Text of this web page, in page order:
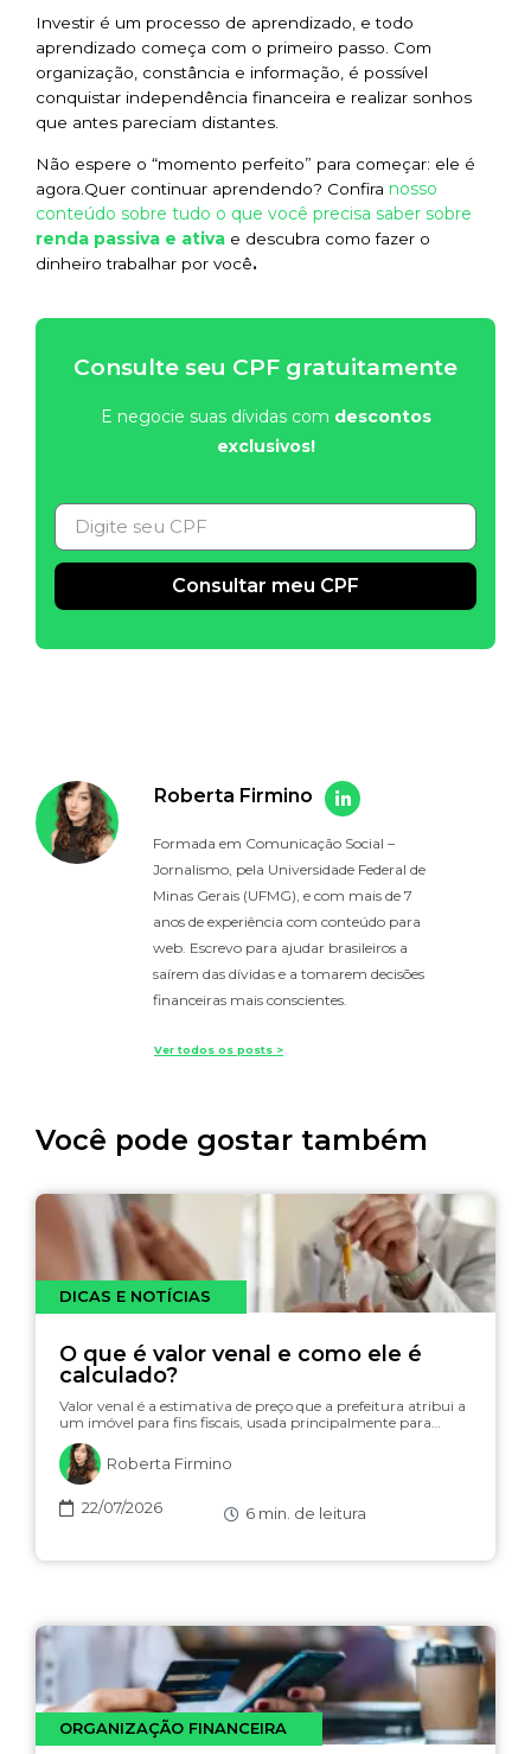
Investir é um processo de aprendizado, e todo
aprendizado começa com o primeiro passo. Com
organização, constância e informação, é possível
conquistar independência financeira e realizar sonhos
que antes pareciam distantes.
Não espere o “momento perfeito” para começar: ele é
agora.Quer continuar aprendendo? Confira nosso
conteúdo sobre tudo o que você precisa saber sobre
renda passiva e ativa e descubra como fazer o
dinheiro trabalhar por você.
Consulte seu CPF gratuitamente
E negocie suas dívidas com descontos
exclusivos!
Consultar meu CPF
Roberta Firmino
Formada em Comunicação Social –
Jornalismo, pela Universidade Federal de
Minas Gerais (UFMG), e com mais de 7
anos de experiência com conteúdo para
web. Escrevo para ajudar brasileiros a
saírem das dívidas e a tomarem decisões
financeiras mais conscientes.
Ver todos os posts >
Você pode gostar também
DICAS E NOTÍCIAS
O que é valor venal e como ele é
calculado?
Valor venal é a estimativa de preço que a prefeitura atribui a
um imóvel para fins fiscais, usada principalmente para…
Roberta Firmino
22/07/2026 6 min. de leitura
ORGANIZAÇÃO FINANCEIRA